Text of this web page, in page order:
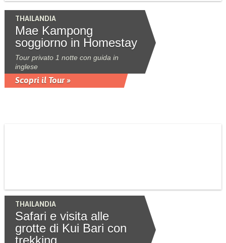
THAILANDIA
Mae Kampong
soggiorno in Homestay
Tour privato 1 notte con guida in
inglese
Scopri il Tour »
THAILANDIA
Safari e visita alle
grotte di Kui Bari con
trekking